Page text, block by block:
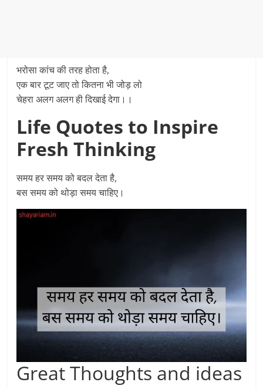
भरोसा कांच की तरह होता है,
एक बार टूट जाए तो कितना भी जोड़ लो
चेहरा अलग अलग ही दिखाई देगा।।
Life Quotes to Inspire
Fresh Thinking
समय हर समय को बदल देता है,
बस समय को थोड़ा समय चाहिए।
Great Thoughts and ideas